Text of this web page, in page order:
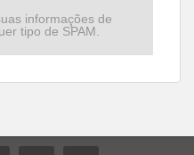
informações de
tipo de SPAM.